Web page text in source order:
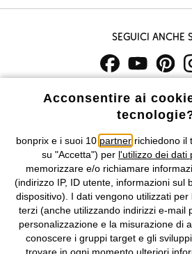
Seguici anche
I prezzi sono IVA inclusa. Non includono
Condizioni di vendita
Informativa privacy e cookie
Informazioni legali
© 2026 bonprix.
Tutti i
bonprix S.r.l. con socio unico, sede
Acconsentire ai
bonprix e i suoi 10 partnerrichiedono il
su "Accetta") per l'utilizzo dei dati
memorizzare e/o richiamare
(indirizzo IP, ID utente, informazioni sul
dispositivo). I dati vengono utilizzati
terzi (anche utilizzando indirizzi e-mail
personalizzazione e la misurazione di
conoscere i gruppi target e gli